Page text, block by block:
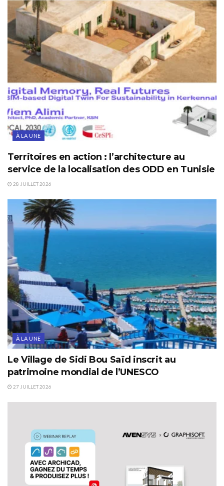
À LA UNE
Territoires en action : l’architecture au
service de la localisation des ODD en Tunisie
28 JUILLET 2026
À LA UNE
Le Village de Sidi Bou Saïd inscrit au
patrimoine mondial de l’UNESCO
27 JUILLET 2026